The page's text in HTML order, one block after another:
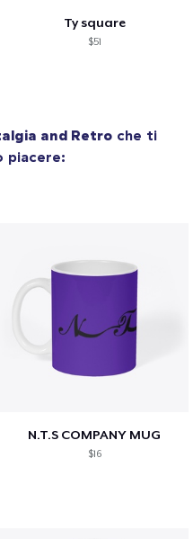
Ty square
$51
and Retro che ti
piacere:
N.T.S COMPANY MUG
$16